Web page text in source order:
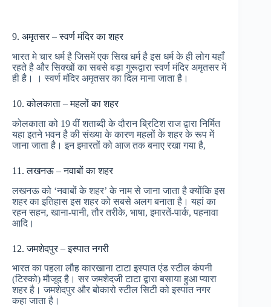
9. अमृतसर – स्वर्ण मंदिर का शहर
भारत मे चार धर्म है जिसमें एक सिख धर्म है इस धर्म के ही लोग यहाँ
रहते है और सिक्खों का सबसे बड़ा गुरूद्वारा स्वर्ण मंदिर अमृतसर में
ही है। । स्वर्ण मंदिर अमृतसर का दिल माना जाता है।
10. कोलकाता – महलों का शहर
कोलकाता को 19 वीं शताब्दी के दौरान ब्रिटिश राज द्वारा निर्मित
यहा इतने भवन है की संख्या के कारण महलों के शहर के रूप में
जाना जाता है। इन इमारतों को आज तक बनाए रखा गया है,
11. लखनऊ – नवाबों का शहर
लखनऊ को ‘नवाबों के शहर’ के नाम से जाना जाता है क्योंकि इस
शहर का इतिहास इस शहर को सबसे अलग बनाता है। यहां का
रहन सहन, खाना-पानी, तौर तरीके, भाषा, इमारतें-पार्क, पहनावा
आदि।
12. जमशेदपुर – इस्पात नगरी
भारत का पहला लौह कारखाना टाटा इस्पात एंड स्टील कंपनी
(टिस्को) मौजूद है। सर जमशेदजी टाटा द्वारा बसाया हुआ प्यारा
शहर है। जमशेदपुर और बोकारो स्टील सिटी को इस्पात नगर
कहा जाता है।